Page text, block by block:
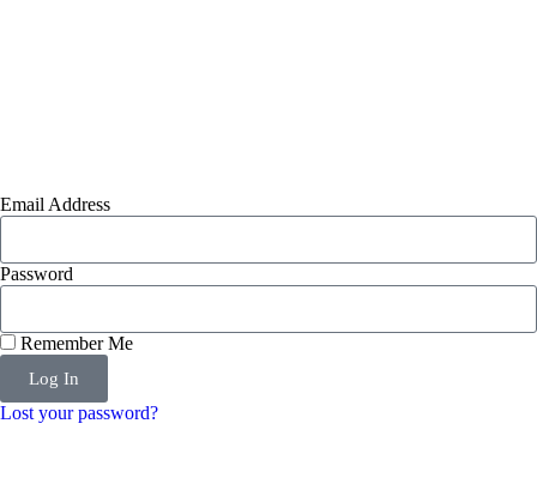
Email Address
Password
Remember Me
Log In
Lost your password?